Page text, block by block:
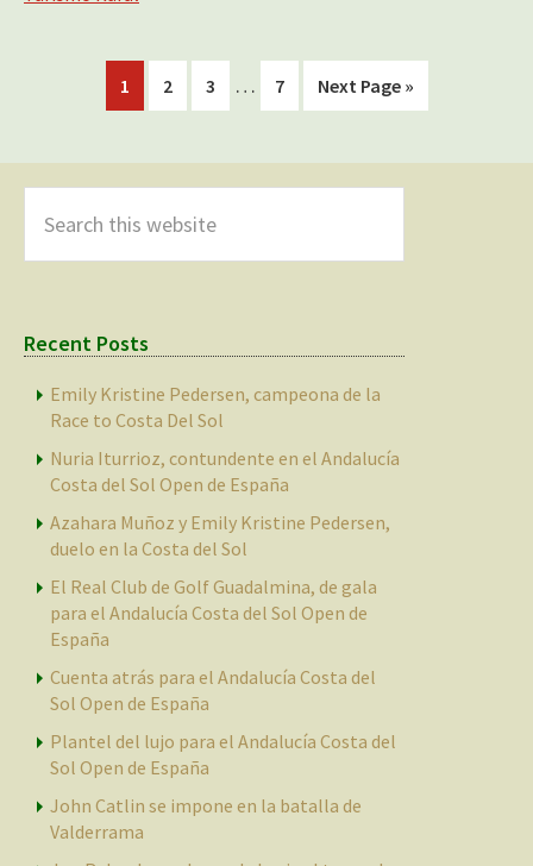
Go
to
1
Go
to
2
Go
to
3
Interim
pages
…
Go
to
7
Go
to
Next Page »
Sidebar
this
website
Recent Posts
Emily Kristine Pedersen, campeona de la
Race to Costa Del Sol
Nuria Iturrioz, contundente en el Andalucía
Costa del Sol Open de España
Azahara Muñoz y Emily Kristine Pedersen,
duelo en la Costa del Sol
El Real Club de Golf Guadalmina, de gala
para el Andalucía Costa del Sol Open de
España
Cuenta atrás para el Andalucía Costa del
Sol Open de España
Plantel del lujo para el Andalucía Costa del
Sol Open de España
John Catlin se impone en la batalla de
Valderrama